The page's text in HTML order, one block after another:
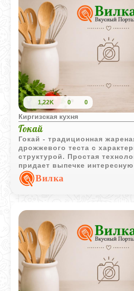
1,22K 0 0
Киргизская кухня
Гокай
Гокай - традиционная
дрожжевого теста с
структурой. Простая
придает выпечке интересную
делает ее отличным
Вилка